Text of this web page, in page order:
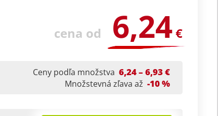
cena od 6,24€
Ceny podľa množstva 6,24 – 6,93 €
Množstevná zľava až -10 %